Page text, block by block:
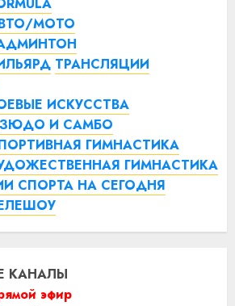
МОТО
ТРАНСЛЯЦИИ
ИСКУССТВА
И САМБО
ГИМНАСТИКА
ГИМНАСТИКА
СПОРТА НА СЕГОДНЯ
КАНАЛЫ
эфир